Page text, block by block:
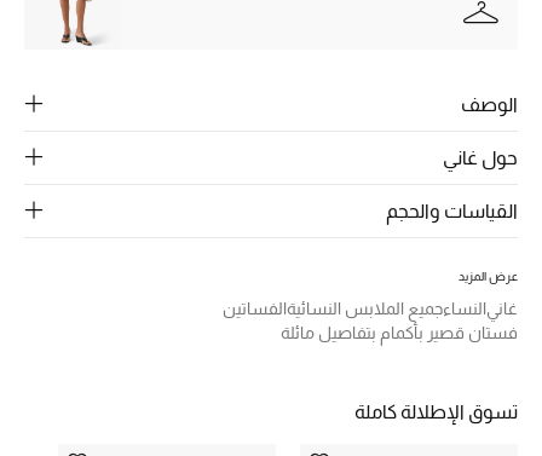
المجوهرات
نسوقوا أحدث ما وصلنا
عرض جميع المنتجات
الوصف
حول غاني
القياسات والحجم
عرض المزيد
غانيالنساءجميع الملابس النسائيةالفساتين
فستان قصير بأكمام بتفاصيل مائلة
تسوق الإطلالة كاملة